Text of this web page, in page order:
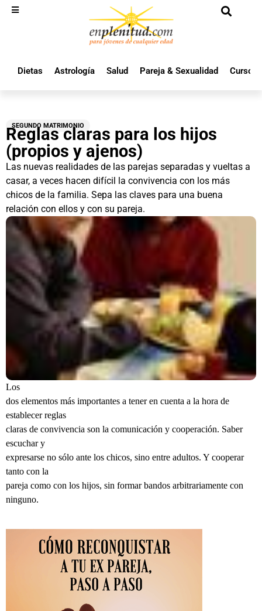
Dietas Astrología Salud Pareja & Sexualidad Cursos
SEGUNDO MATRIMONIO
Reglas claras para los hijos
(propios y ajenos)
Las nuevas realidades de las parejas separadas y vueltas a
casar, a veces hacen difícil la convivencia con los más
chicos de la familia. Sepa las claves para una buena
relación con ellos y con su pareja.
Los
dos elementos más importantes a tener en cuenta a la hora de
establecer reglas
claras de convivencia son la comunicación y cooperación. Saber
escuchar y
expresarse no sólo ante los chicos, sino entre adultos. Y cooperar
tanto con la
pareja como con los hijos, sin formar bandos arbitrariamente con
ninguno.